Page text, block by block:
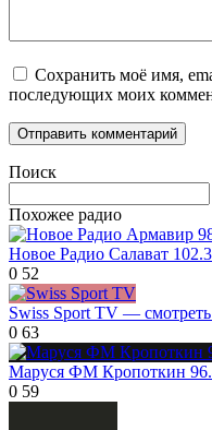
Сохранить моё имя,
последующих моих
Поиск
Похожее радио
Новое Радио Салават
0 52
Swiss Sport TV —
0 63
Маруся ФМ Кропоткин
0 59